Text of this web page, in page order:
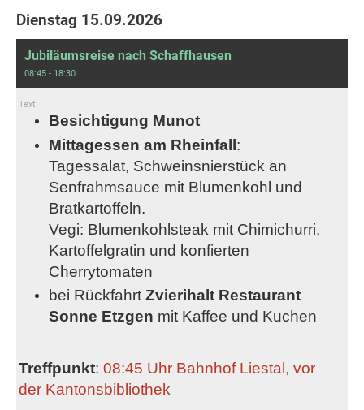
Dienstag 15.09.2026
Jubiläumsreise nach Schaffhausen
08:45 - 18:30
Text
Besichtigung Munot
Mittagessen am Rheinfall:
Tagessalat, Schweinsnierstück an
Senfrahmsauce mit Blumenkohl und
Bratkartoffeln.
Vegi: Blumenkohlsteak mit Chimichurri,
Kartoffelgratin und konfierten
Cherrytomaten
bei Rückfahrt Zvierihalt Restaurant
Sonne Etzgen mit Kaffee und Kuchen
Treffpunkt: 08:45 Uhr Bahnhof Liestal, vor
der Kantonsbibliothek